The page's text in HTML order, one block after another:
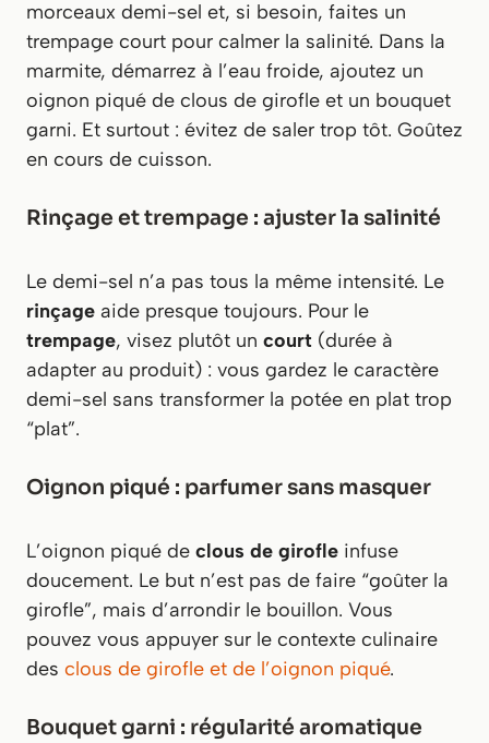
morceaux demi-sel et, si besoin, faites un
trempage court pour calmer la salinité. Dans la
marmite, démarrez à l’eau froide, ajoutez un
oignon piqué de clous de girofle et un bouquet
garni. Et surtout : évitez de saler trop tôt. Goûtez
en cours de cuisson.
Rinçage et trempage : ajuster la salinité
Le demi-sel n’a pas tous la même intensité. Le
rinçage aide presque toujours. Pour le
trempage, visez plutôt un court (durée à
adapter au produit) : vous gardez le caractère
demi-sel sans transformer la potée en plat trop
“plat”.
Oignon piqué : parfumer sans masquer
L’oignon piqué de clous de girofle infuse
doucement. Le but n’est pas de faire “goûter la
girofle”, mais d’arrondir le bouillon. Vous
pouvez vous appuyer sur le contexte culinaire
des clous de girofle et de l’oignon piqué.
Bouquet garni : régularité aromatique